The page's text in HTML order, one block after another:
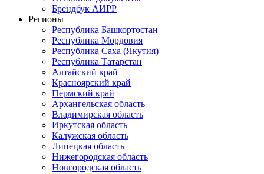
Брендбук АИРР
Регионы
Республика Башкортостан
Республика Мордовия
Республика Саха (Якутия)
Республика Татарстан
Алтайский край
Красноярский край
Пермский край
Архангельская область
Владимирская область
Иркутская область
Калужская область
Липецкая область
Нижегородская область
Новгородская область